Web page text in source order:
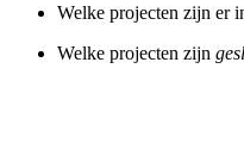
Welke projecten zijn er
Welke projecten zijn